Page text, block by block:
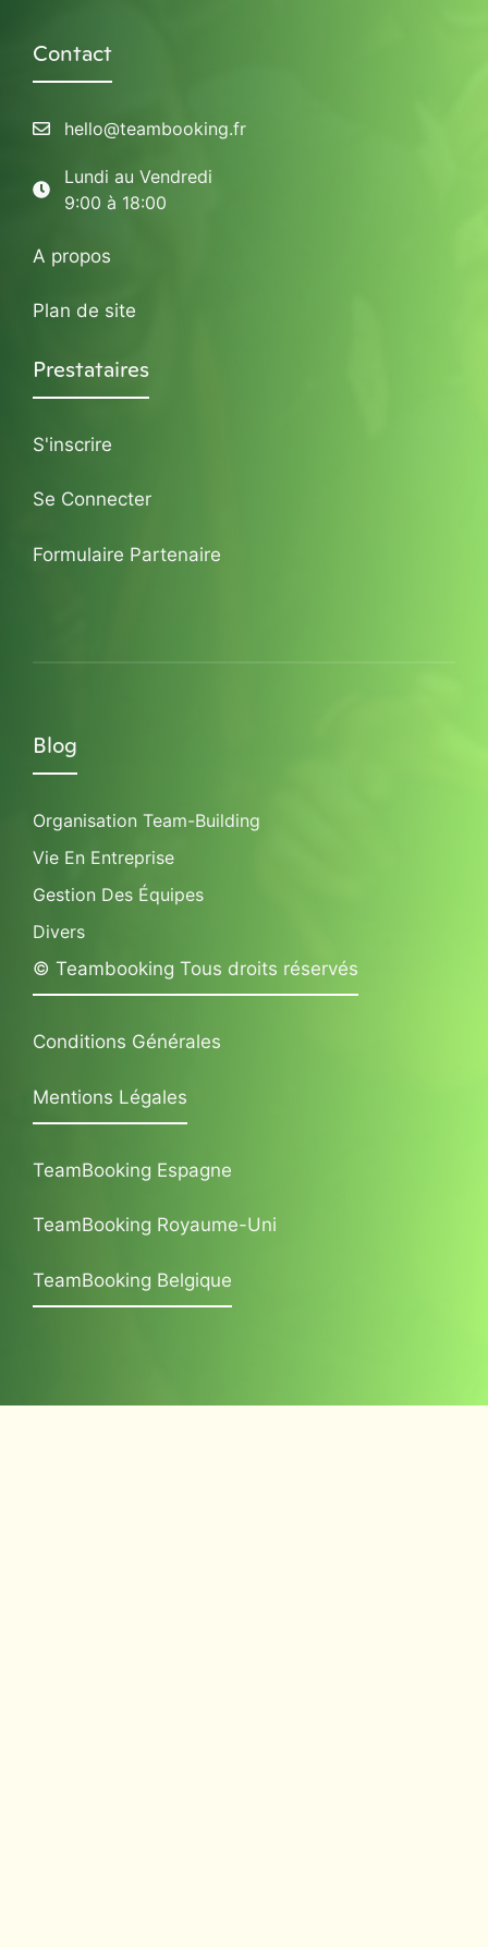
Contact
hello@teambooking.fr
Lundi au Vendredi
9:00 à 18:00
A propos
Plan de site
Prestataires
S'inscrire
Se Connecter
Formulaire Partenaire
Blog
Organisation Team-Building
Vie En Entreprise
Gestion Des Équipes
Divers
© Teambooking Tous droits réservés
Conditions Générales
Mentions Légales
TeamBooking Espagne
TeamBooking Royaume-Uni
TeamBooking Belgique